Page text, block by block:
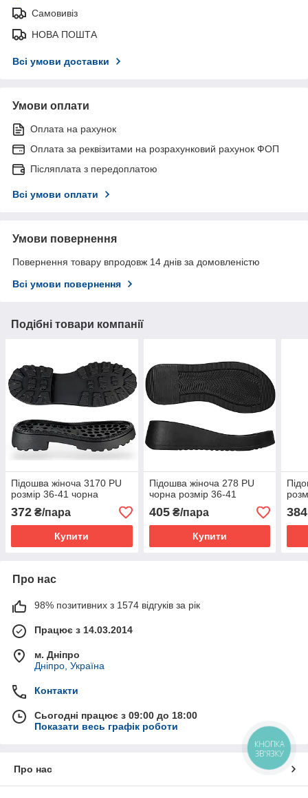
Самовивіз
НОВА ПОШТА
Всі умови доставки
Умови оплати
Оплата на рахунок
Оплата за реквізитами на розрахунковий рахунок ФОП
Післяплата з передоплатою
Всі умови оплати
Умови повернення
Повернення товару впродовж 14 днів за домовленістю
Всі умови повернення
Подібні товари компанії
Підошва жіноча 3170 PU
розмір 36-41 чорна
372 ₴/пара
Купити
Підошва жіноча 278 PU
чорна розмір 36-41
405₴/пара
Купити
384
Про нас
98% позитивних з 1574 відгуків за рік
Працює з 14.03.2014
м. Дніпро
Дніпро, Україна
Контакти
Сьогодні працює з 09:00 до 18:00
Показати весь графік роботи
Про нас
КНОПКА
ЗВ'ЯЗКУ